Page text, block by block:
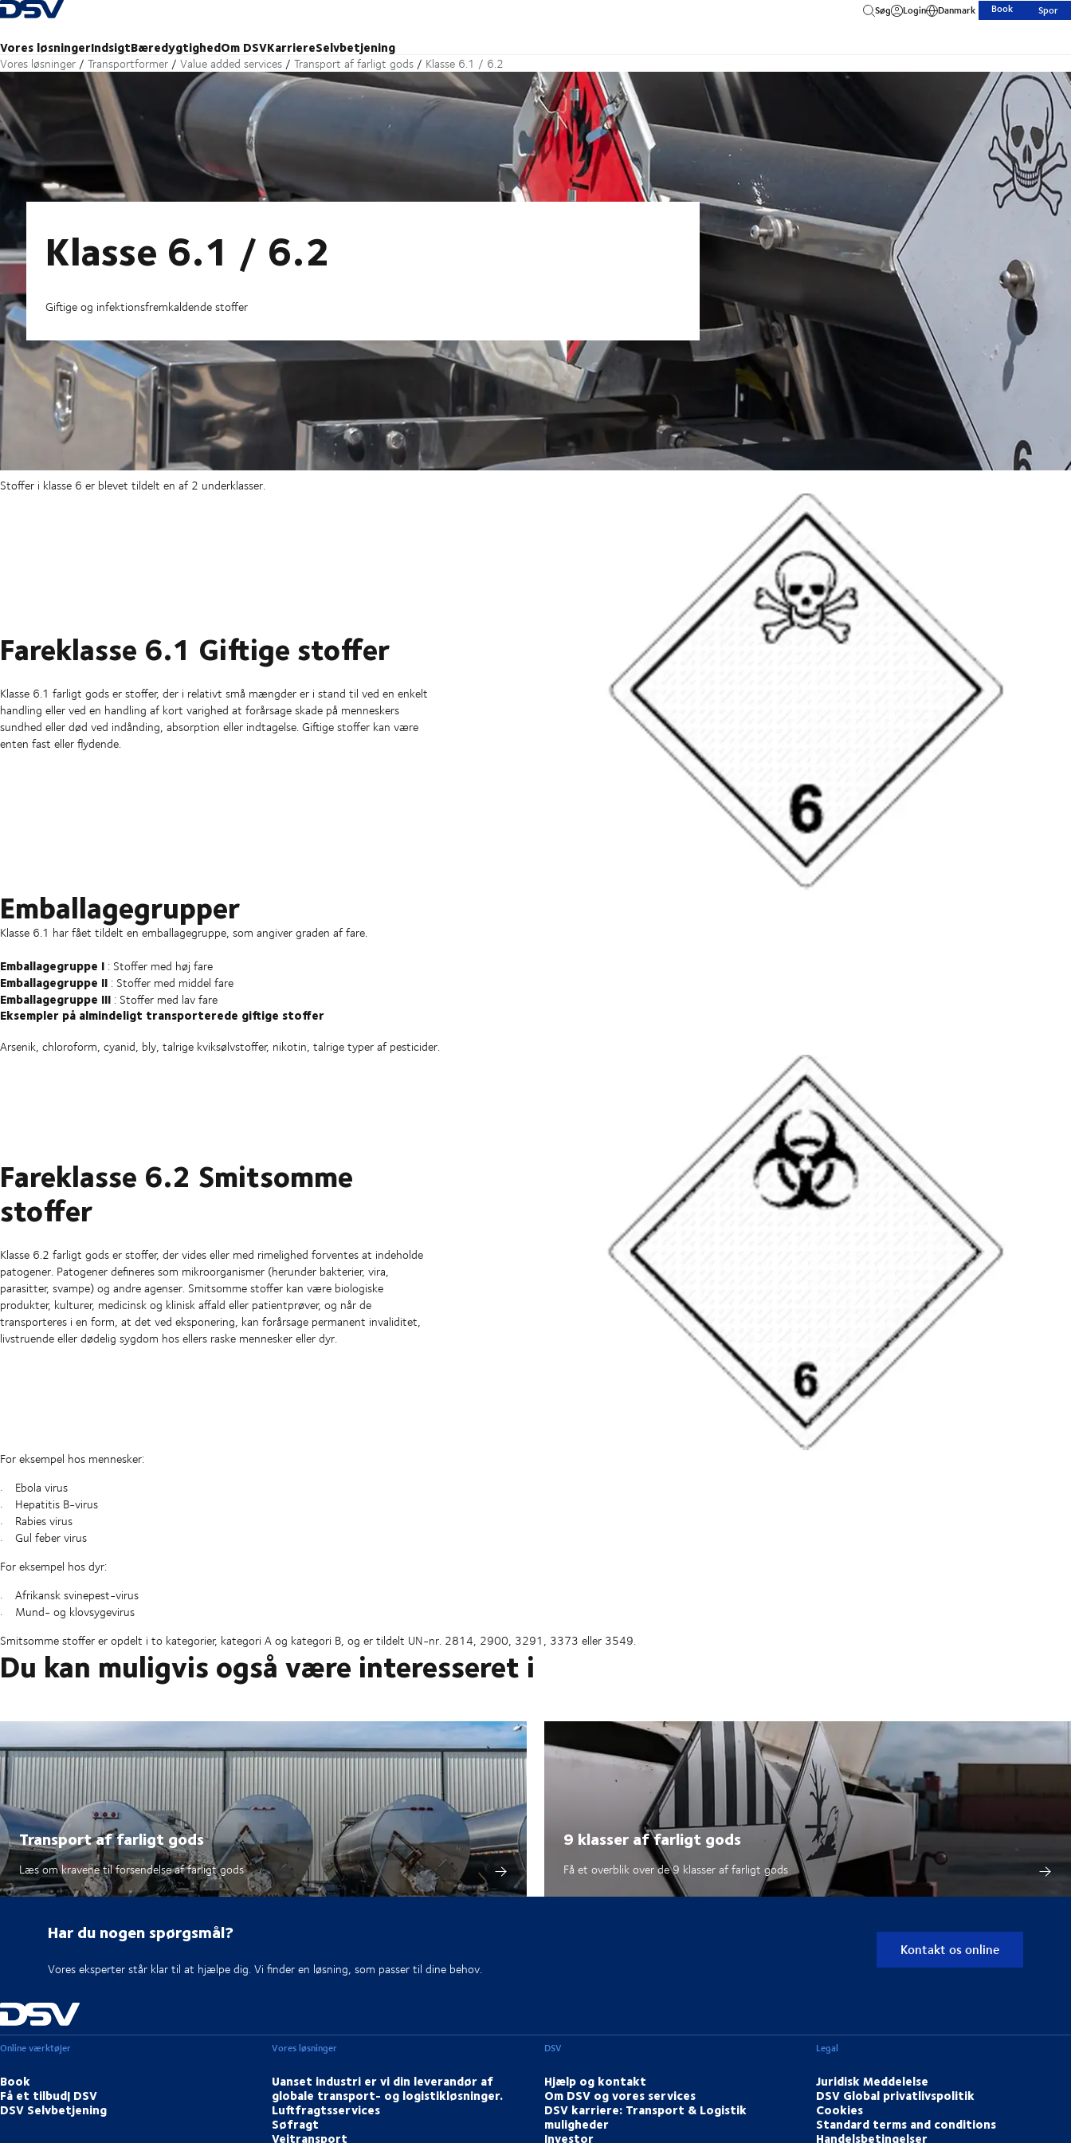
Tilbage til forsiden
Vores løsningerIndsigtBæredygtighedOm DSVKarriereSelvbetjening
Søg Login Danmark Book Spor
Vores løsninger Transportformer Value added services Transport af farligt gods Klasse 6.1 / 6.2
Klasse 6.1 / 6.2
Giftige og infektionsfremkaldende stoffer
Stoffer i klasse 6 er blevet tildelt en af 2 underklasser.
Fareklasse 6.1 Giftige stoffer
Klasse 6.1 farligt gods er stoffer, der i relativt små mængder er i stand til ved en enkelt
handling eller ved en handling af kort varighed at forårsage skade på menneskers
sundhed eller død ved indånding, absorption eller indtagelse. Giftige stoffer kan være
enten fast eller flydende.
Emballagegrupper
Klasse 6.1 har fået tildelt en emballagegruppe, som angiver graden af fare.
Emballagegruppe I : Stoffer med høj fare
Emballagegruppe II : Stoffer med middel fare
Emballagegruppe III : Stoffer med lav fare
Eksempler på almindeligt transporterede giftige stoffer
Arsenik, chloroform, cyanid, bly, talrige kviksølvstoffer, nikotin, talrige typer af pesticider.
Fareklasse 6.2 Smitsomme
stoffer
Klasse 6.2 farligt gods er stoffer, der vides eller med rimelighed forventes at indeholde
patogener. Patogener defineres som mikroorganismer (herunder bakterier, vira,
parasitter, svampe) og andre agenser. Smitsomme stoffer kan være biologiske
produkter, kulturer, medicinsk og klinisk affald eller patientprøver, og når de
transporteres i en form, at det ved eksponering, kan forårsage permanent invaliditet,
livstruende eller dødelig sygdom hos ellers raske mennesker eller dyr.
For eksempel hos mennesker:
Ebola virus
Hepatitis B-virus
Rabies virus
Gul feber virus
For eksempel hos dyr:
Afrikansk svinepest-virus
Mund- og klovsygevirus
Smitsomme stoffer er opdelt i to kategorier, kategori A og kategori B, og er tildelt UN-nr. 2814, 2900, 3291, 3373 eller 3549.
Du kan muligvis også være interesseret i
Transport af farligt gods
Læs om kravene til forsendelse af farligt gods
9 klasser af farligt gods
Få et overblik over de 9 klasser af farligt gods
Har du nogen spørgsmål?
Vores eksperter står klar til at hjælpe dig. Vi finder en løsning, som passer til dine behov.
Kontakt os online
Online værktøjer
Book
Få et tilbud| DSV
DSV Selvbetjening
Vores løsninger
Uanset industri er vi din leverandør af
globale transport- og logistikløsninger.
Luftfragtsservices
Søfragt
Vejtransport
DSV
Hjælp og kontakt
Om DSV og vores services
DSV karriere: Transport & Logistik
muligheder
Investor
Legal
Juridisk Meddelelse
DSV Global privatlivspolitik
Cookies
Standard terms and conditions
Handelsbetingelser